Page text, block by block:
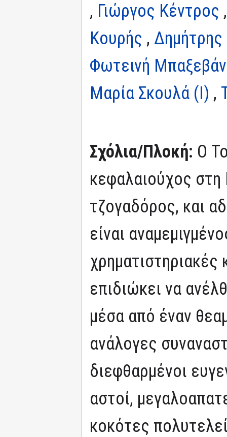
, Γιώργος Κέντρος
Κουρής , Δημήτρης
Φωτεινή
Μαρία Σκουλά (I) ,
Σχόλια/Πλοκή: Ο
κεφαλαιούχος στη
τζογαδόρος, και
είναι
επιδιώκει να
μέσα από έναν
ανάλογες
διεφθαρμένοι
αστοί,
κοκότες